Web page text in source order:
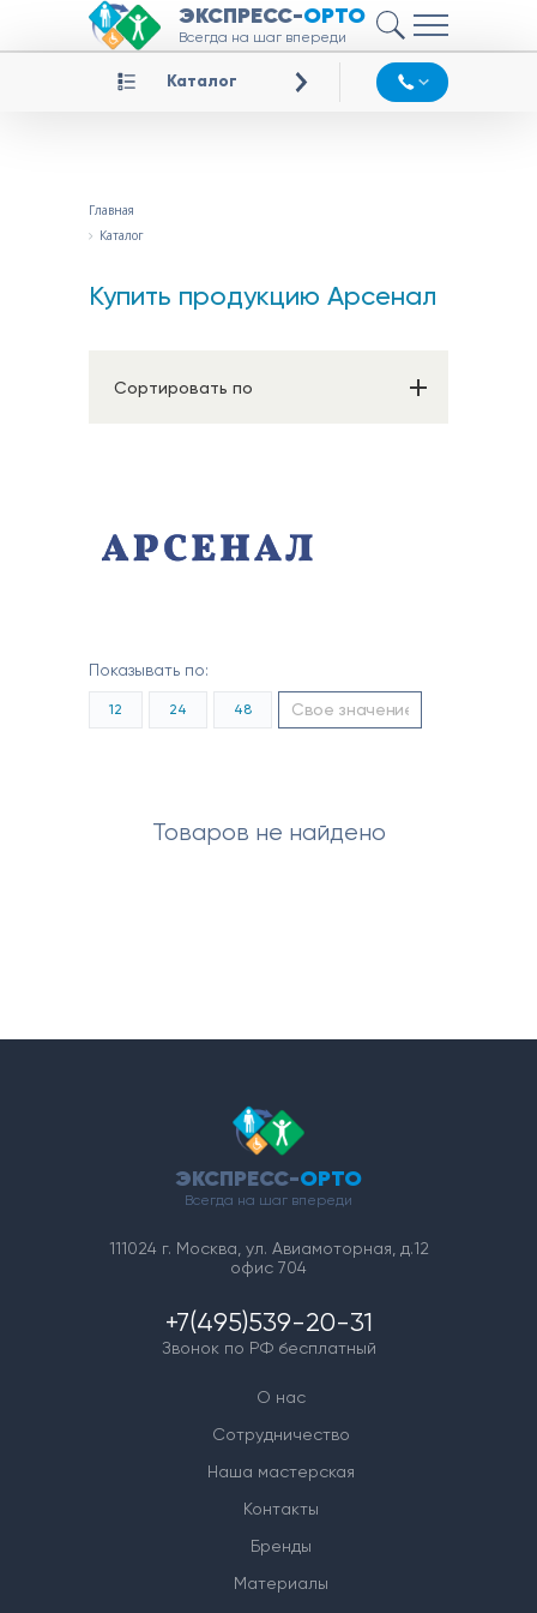
ЭКСПРЕСС-ОРТО
Всегда на шаг впереди
Каталог
Главная
Каталог
Купить продукцию Арсенал
Сортировать по
Показывать по:
12 24 48
Товаров не найдено
ЭКСПРЕСС-ОРТО
Всегда на шаг впереди
111024 г. Москва, ул. Авиамоторная, д.12
офис 704
+7(495)539-20-31
Звонок по РФ бесплатный
О нас
Сотрудничество
Наша мастерская
Контакты
Бренды
Материалы